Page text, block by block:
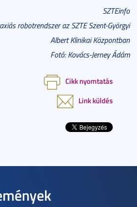
SZTEinfo
robotrendszer az SZTE Szent-Györgyi
Albert Klinikai Központban
Fotó: Kovács-Jerney Ádám
Cikk nyomtatás
Link küldés